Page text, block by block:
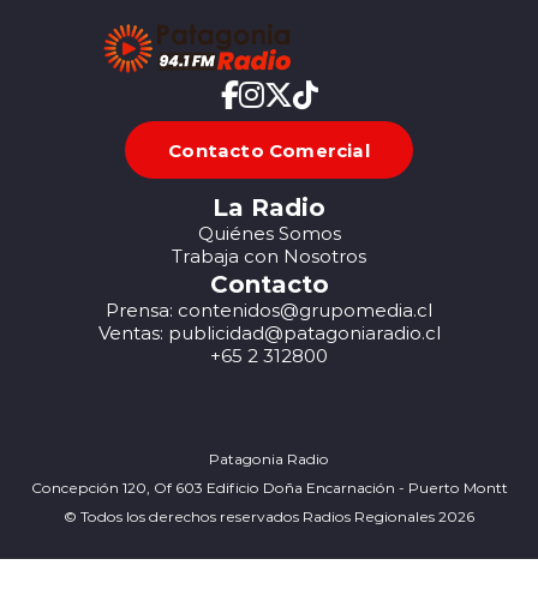
Contacto Comercial
La Radio
Quiénes Somos
Trabaja con Nosotros
Contacto
Prensa: contenidos@grupomedia.cl
Ventas: publicidad@patagoniaradio.cl
+65 2 312800
Patagonia Radio
Concepción 120, Of 603 Edificio Doña Encarnación - Puerto Montt
© Todos los derechos reservados Radios Regionales 2026